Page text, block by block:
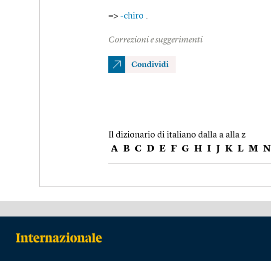
=> -chiro .
Correzioni e suggerimenti
Condividi
Il dizionario di italiano dalla a alla z
A B C D E F G H I J K L M N